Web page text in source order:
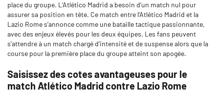
place du groupe. L’Atlético Madrid a besoin d’un match nul pour
assurer sa position en tête. Ce match entre l’Atlético Madrid et la
Lazio Rome s’annonce comme une bataille tactique passionnante,
avec des enjeux élevés pour les deux équipes. Les fans peuvent
s’attendre à un match chargé d’intensité et de suspense alors que la
course pour la première place du groupe atteint son apogée.
Saisissez des cotes avantageuses pour le
match Atlético Madrid contre Lazio Rome